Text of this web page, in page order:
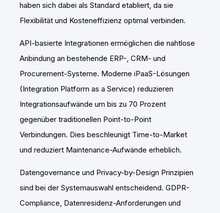
haben sich dabei als Standard etabliert, da sie
Flexibilität und Kosteneffizienz optimal verbinden.
API-basierte Integrationen ermöglichen die nahtlose
Anbindung an bestehende ERP-, CRM- und
Procurement-Systeme. Moderne iPaaS-Lösungen
(Integration Platform as a Service) reduzieren
Integrationsaufwände um bis zu 70 Prozent
gegenüber traditionellen Point-to-Point
Verbindungen. Dies beschleunigt Time-to-Market
und reduziert Maintenance-Aufwände erheblich.
Datengovernance und Privacy-by-Design Prinzipien
sind bei der Systemauswahl entscheidend. GDPR-
Compliance, Datenresidenz-Anforderungen und